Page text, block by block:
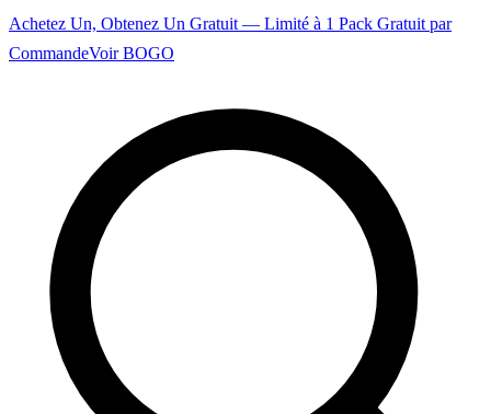
Achetez Un, Obtenez Un Gratuit — Limité à 1 Pack Gratuit par
CommandeVoir BOGO